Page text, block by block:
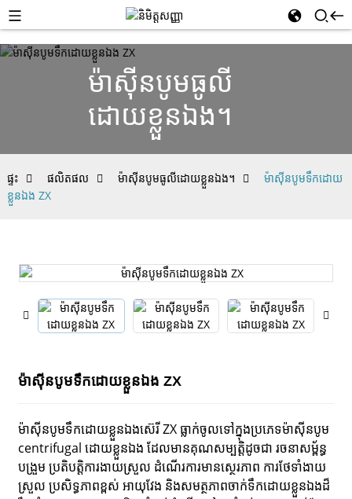
ម៉ាស៊ីនបូមធូលី
ដោយខ្លួនឯង។
ផ្ទះ ផលិតផល ម៉ាស៊ីនបូមធូលីដោយខ្លួនឯង។
ម៉ាស៊ីនបូមទឹកដោយ
ខ្លួនឯង ZX
ម៉ាស៊ីនបូមទឹកដោយខ្លួនឯង ZX
ម៉ាស៊ីនបូមទឹកដោយខ្លួនឯងស៊េរី ZX ធ្លាក់ចូលទៅក្នុងប្រភេទម៉ាស៊ីនបូម
centrifugal ដោយខ្លួនឯង ដែលមានគុណសម្បត្តិដូចជា រចនាសម្ព័ន្ធ
បង្រួម ប្រតិបត្តិការងាយស្រួល ដំណើរការមានស្ថេរភាព ការថែទាំងាយ
ស្រួល ប្រសិទ្ធភាពខ្ពស់ អាយុវែង និងសមត្ថភាពចាក់ទឹកដោយខ្លួនឯងដ៏